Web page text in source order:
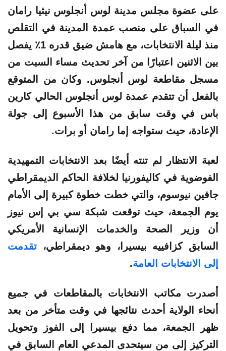
على عضوة مجلس مدينة لوس أنجلوس نيثيا رامان
في السباق على منصب عمدة المدينة في التقلص
منذ ليلة الانتخابات، مع هامش ضيق قدره 1٪ يفصل
بين الاثنين اعتبارًا من آخر تحديث مساء السبت من
مسجل مقاطعة لوس أنجلوس. وكان من المتوقع
بالفعل أن تتقدم عمدة لوس أنجلوس الحالي كارين
باس في وقت سابق من هذا الأسبوع إلى جولة
الإعادة، حيث ستواجه إما رامان أو برات.
لعبة الانتظار لم تنته أيضًا بعد الانتخابات التمهيدية
الفوضوية في كاليفورنيا لخلافة الحاكم الديمقراطي
جافين نيوسوم، والتي خطت خطوة كبيرة إلى الأمام
يوم الجمعة، حيث توقعت شبكة سي بي إس نيوز
أن وزير الصحة والخدمات الإنسانية الأمريكي
السابق كزافييه بيسيرا، وهو ديمقراطي، تقدمت
إلى الانتخابات العامة.
أصدرت مكاتب الانتخابات بالمقاطعات في جميع
أنحاء الولاية أحدث نتائجها في وقت متأخر من بعد
ظهر الجمعة، مما دفع بيسيرا إلى الفوز وتحويل
التركيز إلى من سيتحدى المدعي العام السابق في